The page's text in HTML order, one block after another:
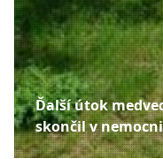
Ďalší útok
skončil v